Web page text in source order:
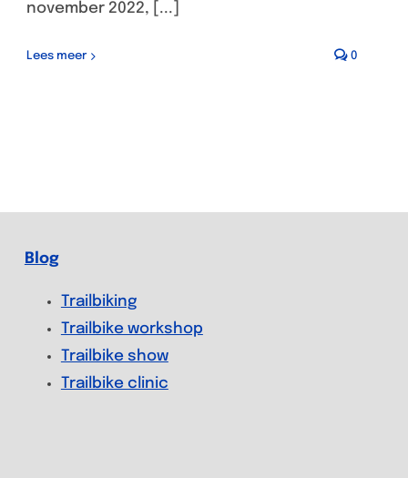
november 2022, [...]
Lees meer 0
Blog
Trailbiking
Trailbike workshop
Trailbike show
Trailbike clinic